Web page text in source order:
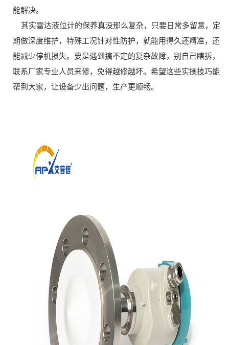
能解决。
其实雷达液位计的保养真没那么复杂，只要日常多留意，定
期做深度维护，特殊工况针对性防护，就能用得久还精准，还
能减少停机损失。要是遇到搞不定的复杂故障，别自己瞎拆，
联系厂家专业人员来修，免得越修越坏。希望这些实操技巧能
帮到大家，让设备少出问题，生产更顺畅。